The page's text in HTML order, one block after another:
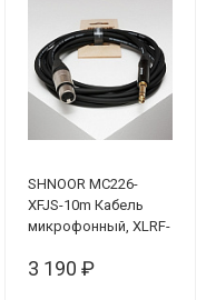
SHNOOR MC226-
XFJS-10m Кабель
микрофонный, XLRF-
3 190 ₽